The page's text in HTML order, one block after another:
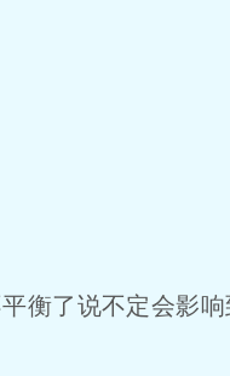
衡了说不定会影